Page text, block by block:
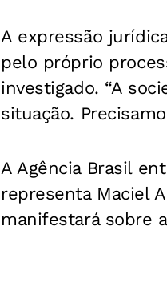
A expressão
pelo próprio
investigado. “A
situação.
A Agência Brasil
representa Maciel
manifestará sobre